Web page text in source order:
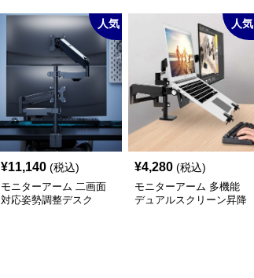
人気
¥11,140 (税込)
モニターアーム 二画面
対応姿勢調整デスク
人気
¥4,280 (税込)
モニターアーム 多機能
デュアルスクリーン昇降